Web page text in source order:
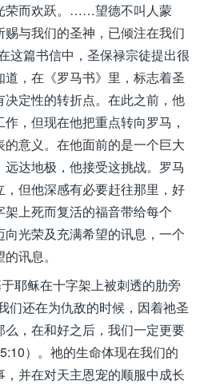
荣而欢跃。……望德不叫人蒙
与我们的圣神，已倾注在我们
这篇书信中，圣保禄宗徒提出很
，在《罗马书》里，标志着圣
定性的转折点。在此之前，他
，但现在他把重点转向罗马，
意义。在他面前的是一个巨大
达地极，他接受这挑战。罗马
但他深感有必要赶往那里，好
上死而复活的福音带给每个
光荣及充满希望的讯息，一个
讯息。
耶稣在十字架上被刺透的肋旁
们还在为仇敌的时候，因着祂圣
，在和好之后，我们一定更要
）。祂的生命体现在我们的
并在对天主恩宠的顺服中成长